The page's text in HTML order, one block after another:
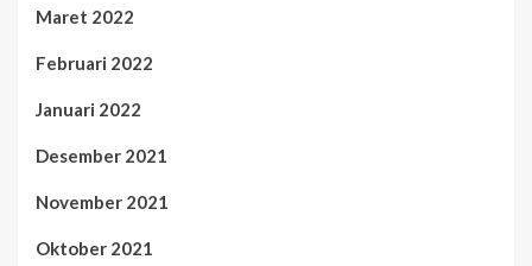
Maret 2022
Februari 2022
Januari 2022
Desember 2021
November 2021
Oktober 2021